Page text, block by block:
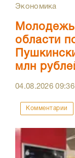
Экономика
Молодежь
области
млн
04.08.202609:36
Комментарии